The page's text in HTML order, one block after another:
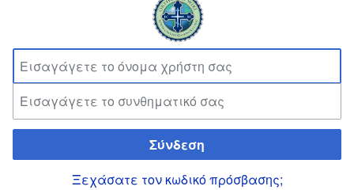
Σύνδεση
Ξεχάσατε τον κωδικό πρόσβασης;